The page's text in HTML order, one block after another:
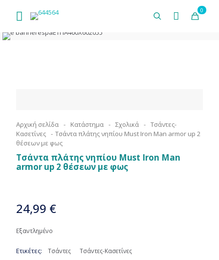
0
Αρχική σελίδα - Κατάστημα - Σχολικά - Τσάντες-
Κασετίνες - Τσάντα πλάτης νηπίου Must Iron Man armor up 2
θέσεων με φως
Τσάντα πλάτης νηπίου Must Iron Man
armor up 2 θέσεων με φως
24,99 €
Εξαντλημένο
Ετικέτες: Τσάντες Τσάντες-Κασετίνες